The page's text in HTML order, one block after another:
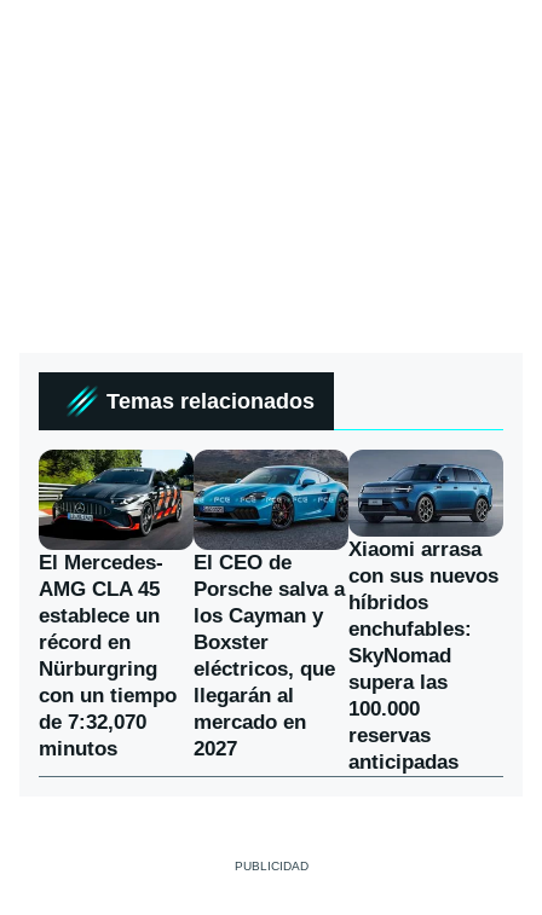
Temas relacionados
El Mercedes-
AMG CLA 45
establece un
récord en
Nürburgring
con un tiempo
de 7:32,070
minutos
El CEO de
Porsche salva a
los Cayman y
Boxster
eléctricos, que
llegarán al
mercado en
2027
Xiaomi arrasa
con sus nuevos
híbridos
enchufables:
SkyNomad
supera las
100.000
reservas
anticipadas